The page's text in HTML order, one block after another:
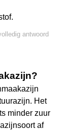
antwoord
Het
minder zuur
af